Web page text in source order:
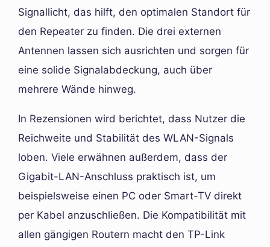
Signallicht, das hilft, den optimalen Standort für
den Repeater zu finden. Die drei externen
Antennen lassen sich ausrichten und sorgen für
eine solide Signalabdeckung, auch über
mehrere Wände hinweg.
In Rezensionen wird berichtet, dass Nutzer die
Reichweite und Stabilität des WLAN-Signals
loben. Viele erwähnen außerdem, dass der
Gigabit-LAN-Anschluss praktisch ist, um
beispielsweise einen PC oder Smart-TV direkt
per Kabel anzuschließen. Die Kompatibilität mit
allen gängigen Routern macht den TP-Link